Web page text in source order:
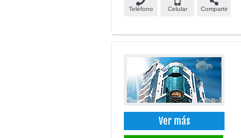
Teléfono Celular Compartir
Ver más